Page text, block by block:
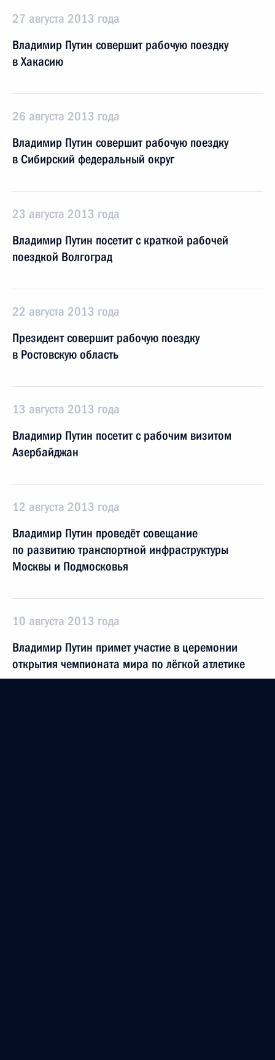
27 августа 2013 года
Владимир Путин совершит рабочую поездку
в Хакасию
26 августа 2013 года
Владимир Путин совершит рабочую поездку
в Сибирский федеральный округ
23 августа 2013 года
Владимир Путин посетит с краткой рабочей
поездкой Волгоград
22 августа 2013 года
Президент совершит рабочую поездку
в Ростовскую область
13 августа 2013 года
Владимир Путин посетит с рабочим визитом
Азербайджан
12 августа 2013 года
Владимир Путин проведёт совещание
по развитию транспортной инфраструктуры
Москвы и Подмосковья
10 августа 2013 года
Владимир Путин примет участие в церемонии
открытия чемпионата мира по лёгкой атлетике